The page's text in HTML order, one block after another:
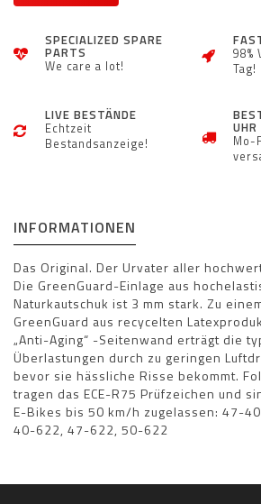
SPECIALIZED SPARE
PARTS
We care a lot!
98%
Tag!
LIVE BESTÄNDE
Echtzeit
Bestandsanzeige!
UHR
Mo-
INFORMATIONEN
Das Original. Der Urvater aller
Die GreenGuard-Einlage aus
Naturkautschuk ist 3 mm stark. Zu
GreenGuard aus recycelten
„Anti-Aging“ -Seitenwand erträgt die
Überlastungen durch zu geringen
bevor sie hässliche Risse bekommt.
tragen das ECE-R75 Prüfzeichen und
E-Bikes bis 50 km/h zugelassen: 47-
40-622, 47-622, 50-622